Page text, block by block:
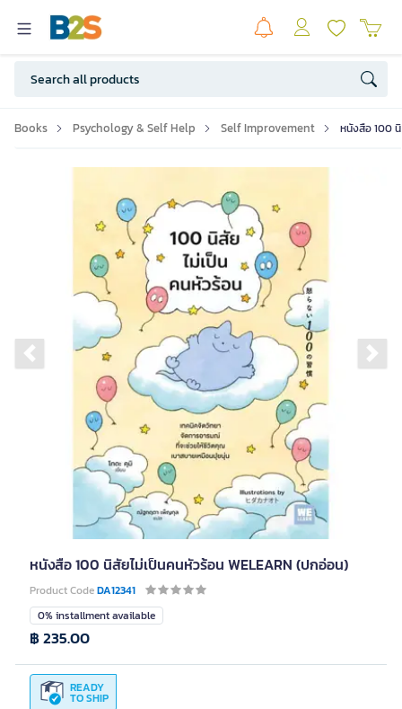
Books Psychology & Self Help Self Improvement หนังสือ 100
Previous slide
หนังสือ 100 นิสัยไม่เป็นคนหัวร้อน WELEARN (ปกอ่อน)
Product CodeDA12341
0% installment available
READY
TO SHIP
฿ 235.00